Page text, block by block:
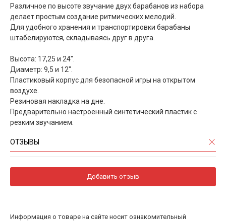
Различное по высоте звучание двух барабанов из набора
делает простым создание ритмических мелодий.
Для удобного хранения и транспортировки барабаны
штабелируются, складываясь друг в друга.
Высота: 17,25 и 24".
Диаметр: 9,5 и 12".
Пластиковый корпус для безопасной игры на открытом
воздухе.
Резиновая накладка на дне.
Предварительно настроенный синтетический пластик с
резким звучанием.
ОТЗЫВЫ
Добавить отзыв
Информация о товаре на сайте носит ознакомительный